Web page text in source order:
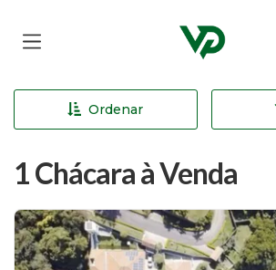
Página inicial
Ordenar
1 Chácara à Venda